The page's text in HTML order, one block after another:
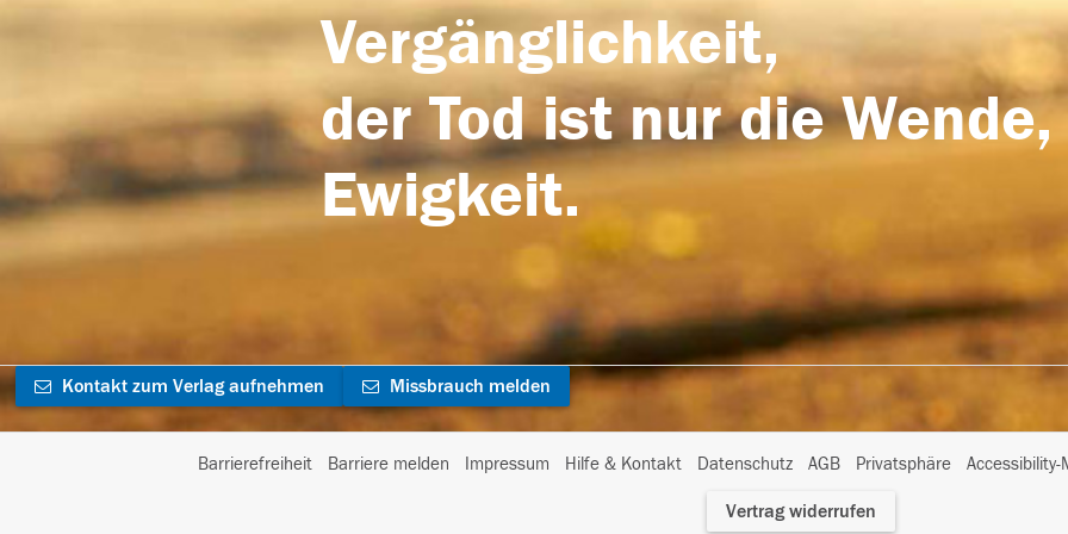
Vergänglichkeit,
der Tod ist nur die
Ewigkeit.
Kontakt zum Verlag aufnehmen Missbrauch melden
Barrierefreiheit Barriere melden Impressum Hilfe & Kontakt Datenschutz AGB Privatsphäre
I
Vertrag widerrufen